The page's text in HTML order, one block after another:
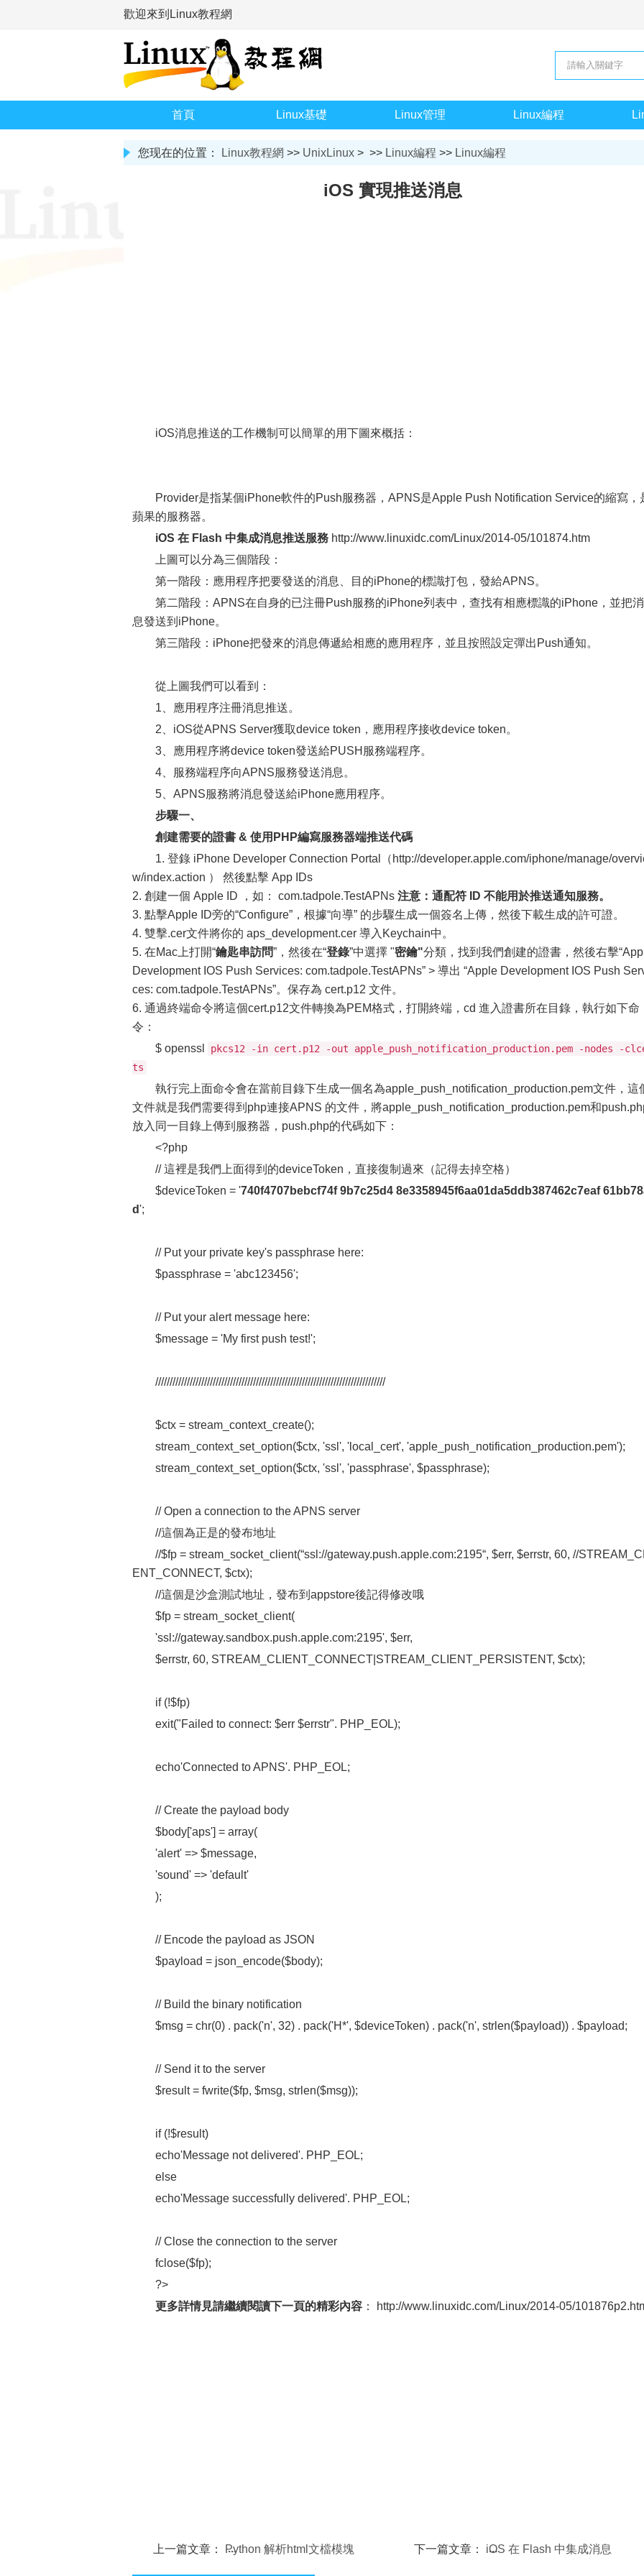
歡迎來到Linux教程網
首頁 Linux基礎 Linux管理 Linux編程
您现在的位置： Linux教程網 >> UnixLinux > >> Linux編程 >> Linux編程
iOS 實現推送消息
iOS消息推送的工作機制可以簡單的用下圖來概括：
Provider是指某個iPhone軟件的Push服務器，APNS是Apple Push Notification Service的縮寫，
蘋果的服務器。
iOS 在 Flash 中集成消息推送服務 http://www.linuxidc.com/Linux/2014-05/101874.htm
上圖可以分為三個階段：
第一階段：應用程序把要發送的消息、目的iPhone的標識打包，發給APNS。
第二階段：APNS在自身的已注冊Push服務的iPhone列表中，查找有相應標識的iPhone，並把消
息發送到iPhone。
第三階段：iPhone把發來的消息傳遞給相應的應用程序，並且按照設定彈出Push通知。
從上圖我們可以看到：
1、應用程序注冊消息推送。
2、iOS從APNS Server獲取device token，應用程序接收device token。
3、應用程序將device token發送給PUSH服務端程序。
4、服務端程序向APNS服務發送消息。
5、APNS服務將消息發送給iPhone應用程序。
步驟一、
創建需要的證書 & 使用PHP編寫服務器端推送代碼
1. 登錄 iPhone Developer Connection Portal（http://developer.apple.com/iphone/manage/
w/index.action ） 然後點擊 App IDs
2. 創建一個 Apple ID ，如： com.tadpole.TestAPNs 注意：通配符 ID 不能用於推送通知服務。
3. 點擊Apple ID旁的“Configure”，根據“向導” 的步驟生成一個簽名上傳，然後下載生成的許可證。
4. 雙擊.cer文件將你的 aps_development.cer 導入Keychain中。
5. 在Mac上打開“鑰匙串訪問”，然後在“登錄”中選擇 "密鑰"分類，找到我們創建的證書，然後右擊
Development IOS Push Services: com.tadpole.TestAPNs” > 導出 “Apple Development IOS Push
ces: com.tadpole.TestAPNs”。保存為 cert.p12 文件。
6. 通過終端命令將這個cert.p12文件轉換為PEM格式，打開終端，cd 進入證書所在目錄，執行如下命
令：
$ openssl
pkcs12 -in cert.p12 -out apple_push_notification_production.pem -nodes -
ts
執行完上面命令會在當前目錄下生成一個名為apple_push_notification_production.pem文件，這
文件就是我們需要得到php連接APNS 的文件，將apple_push_notification_production.pem和
放入同一目錄上傳到服務器，push.php的代碼如下：
<?php
// 這裡是我們上面得到的deviceToken，直接復制過來（記得去掉空格）
$deviceToken = '740f4707bebcf74f 9b7c25d4 8e3358945f6aa01da5ddb387462c7eaf
d';
// Put your private key's passphrase here:
$passphrase = 'abc123456';
// Put your alert message here:
$message = 'My first push test!';
////////////////////////////////////////////////////////////////////////////////
$ctx = stream_context_create();
stream_context_set_option($ctx, 'ssl', 'local_cert', 'apple_push_notification_production.pem');
stream_context_set_option($ctx, 'ssl', 'passphrase', $passphrase);
// Open a connection to the APNS server
//這個為正是的發布地址
//$fp = stream_socket_client(“ssl://gateway.push.apple.com:2195“, $err, $errstr, 60, //
ENT_CONNECT, $ctx);
//這個是沙盒測試地址，發布到appstore後記得修改哦
$fp = stream_socket_client(
'ssl://gateway.sandbox.push.apple.com:2195', $err,
$errstr, 60, STREAM_CLIENT_CONNECT|STREAM_CLIENT_PERSISTENT, $ctx);
if (!$fp)
exit("Failed to connect: $err $errstr". PHP_EOL);
echo'Connected to APNS'. PHP_EOL;
// Create the payload body
$body['aps'] = array(
'alert' => $message,
'sound' => 'default'
);
// Encode the payload as JSON
$payload = json_encode($body);
// Build the binary notification
$msg = chr(0) . pack('n', 32) . pack('H*', $deviceToken) . pack('n', strlen($payload)) . $payload;
// Send it to the server
$result = fwrite($fp, $msg, strlen($msg));
if (!$result)
echo'Message not delivered'. PHP_EOL;
else
echo'Message successfully delivered'. PHP_EOL;
// Close the connection to the server
fclose($fp);
?>
更多詳情見請繼續閱讀下一頁的精彩內容 ： http://www.linuxidc.com/Linux/2014-05/
上一篇文章：
Python 解析html文檔模塊
下一篇文章： iOS 在 Flash 中集成消息